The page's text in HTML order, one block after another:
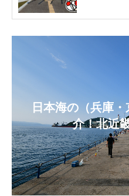
日本海の（兵庫
介！北近